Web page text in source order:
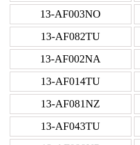
13-AF003NO
13-AF082TU
13-AF002NA
13-AF014TU
13-AF081NZ
13-AF043TU